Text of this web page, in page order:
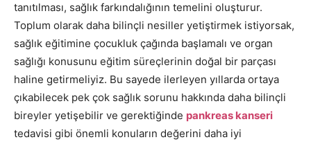
tanıtılması, sağlık farkındalığının temelini oluşturur.
Toplum olarak daha bilinçli nesiller yetiştirmek istiyorsak,
sağlık eğitimine çocukluk çağında başlamalı ve organ
sağlığı konusunu eğitim süreçlerinin doğal bir parçası
haline getirmeliyiz. Bu sayede ilerleyen yıllarda ortaya
çıkabilecek pek çok sağlık sorunu hakkında daha bilinçli
bireyler yetişebilir ve gerektiğinde pankreas kanseri
tedavisi gibi önemli konuların değerini daha iyi